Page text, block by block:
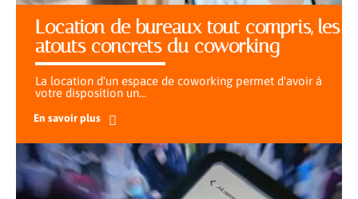
Location de bureaux tout compris, les
atouts concrets du coworking
La location d'un espace de coworking permet d'avoir à
votre disposition un…
En savoir plus